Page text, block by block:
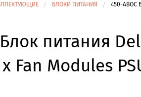
БЛОКИ ПИТАНИЯ 450-ABOC
питания
x Fan Modules